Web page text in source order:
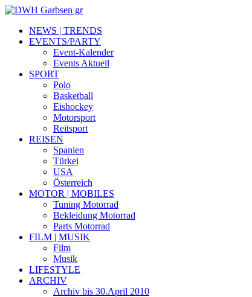
NEWS | TRENDS
EVENTS/PARTY
Event-Kalender
Events Aktuell
SPORT
Polo
Basketball
Eishockey
Motorsport
Reitsport
REISEN
Spanien
Türkei
USA
Österreich
MOTOR | MOBILES
Tuning Motorrad
Bekleidung Motorrad
Parts Motorrad
FILM | MUSIK
Film
Musik
LIFESTYLE
ARCHIV
Archiv bis 30.April 2010